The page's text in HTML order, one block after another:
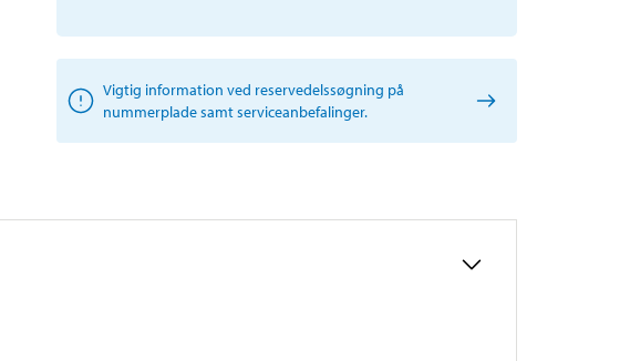
Vigtig information ved reservedelssøgning på
nummerplade samt serviceanbefalinger.